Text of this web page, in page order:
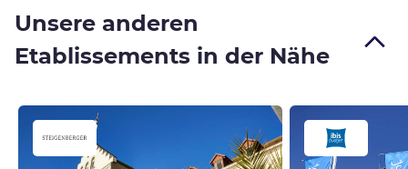
Unsere anderen
Etablissements in der Nähe